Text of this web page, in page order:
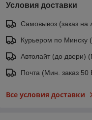
Условия доставки
Самовывоз (заказ
Курьером по Минску
Автолайт (до двери)
Почта (Мин. заказ 50
Все условия доставки